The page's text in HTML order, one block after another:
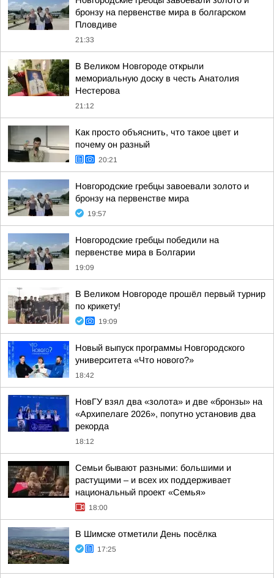
бронзу на первенстве мира в болгарском
Пловдиве
21:33
В Великом Новгороде открыли
мемориальную доску в честь Анатолия
Нестерова
21:12
Как просто объяснить, что такое цвет и
почему он разный
20:21
Новгородские гребцы завоевали золото и
бронзу на первенстве мира
19:57
Новгородские гребцы победили на
первенстве мира в Болгарии
19:09
В Великом Новгороде прошёл первый турнир
по крикету!
19:09
Новый выпуск программы Новгородского
университета «Что нового?»
18:42
НовГУ взял два «золота» и две «бронзы» на
«Архипелаге 2026», попутно установив два
рекорда
18:12
Семьи бывают разными: большими и
растущими – и всех их поддерживает
национальный проект «Семья»
18:00
В Шимске отметили День посёлка
17:25